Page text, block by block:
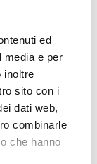
ed
media e per
inoltre
sito con i
dati web,
combinarle
che hanno